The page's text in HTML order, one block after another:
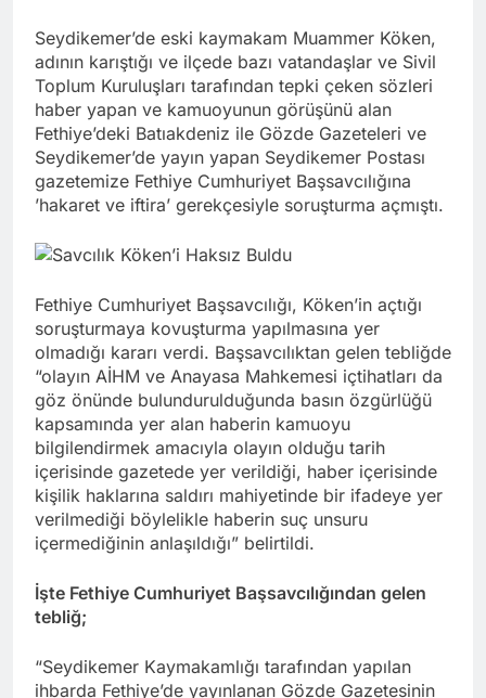
Seydikemer’de eski kaymakam Muammer Köken,
adının karıştığı ve ilçede bazı vatandaşlar ve Sivil
Toplum Kuruluşları tarafından tepki çeken sözleri
haber yapan ve kamuoyunun görüşünü alan
Fethiye’deki Batıakdeniz ile Gözde Gazeteleri ve
Seydikemer’de yayın yapan Seydikemer Postası
gazetemize Fethiye Cumhuriyet Başsavcılığına
’hakaret ve iftira’ gerekçesiyle soruşturma açmıştı.
Fethiye Cumhuriyet Başsavcılığı, Köken’in açtığı
soruşturmaya kovuşturma yapılmasına yer
olmadığı kararı verdi. Başsavcılıktan gelen tebliğde
“olayın AİHM ve Anayasa Mahkemesi içtihatları da
göz önünde bulundurulduğunda basın özgürlüğü
kapsamında yer alan haberin kamuoyu
bilgilendirmek amacıyla olayın olduğu tarih
içerisinde gazetede yer verildiği, haber içerisinde
kişilik haklarına saldırı mahiyetinde bir ifadeye yer
verilmediği böylelikle haberin suç unsuru
içermediğinin anlaşıldığı” belirtildi.
İşte Fethiye Cumhuriyet Başsavcılığından gelen
tebliğ;
“Seydikemer Kaymakamlığı tarafından yapılan
ihbarda Fethiye’de yayınlanan Gözde Gazetesinin